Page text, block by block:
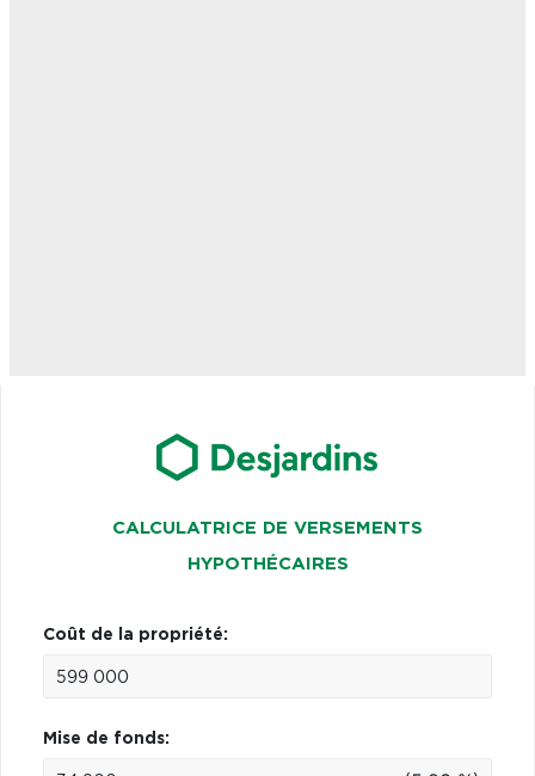
CALCULATRICE DE VERSEMENTS
HYPOTHÉCAIRES
Coût de la propriété:
Mise de fonds: